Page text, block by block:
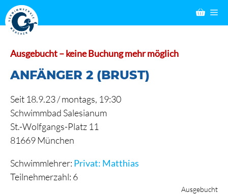
Zum
Inhalt
springen
Ausgebucht – keine Buchung mehr möglich
ANFÄNGER 2 (BRUST)
Seit 18.9.23 / montags, 19:30
Schwimmbad Salesianum
St.-Wolfgangs-Platz 11
81669 München
Schwimmlehrer: Privat: Matthias
Teilnehmerzahl: 6
Ausgebucht